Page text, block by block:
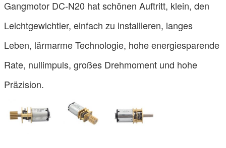
Gangmotor DC-N20 hat schönen Auftritt, klein, den
Leichtgewichtler, einfach zu installieren, langes
Leben, lärmarme Technologie, hohe energiesparende
Rate, nullimpuls, großes Drehmoment und hohe
Präzision.